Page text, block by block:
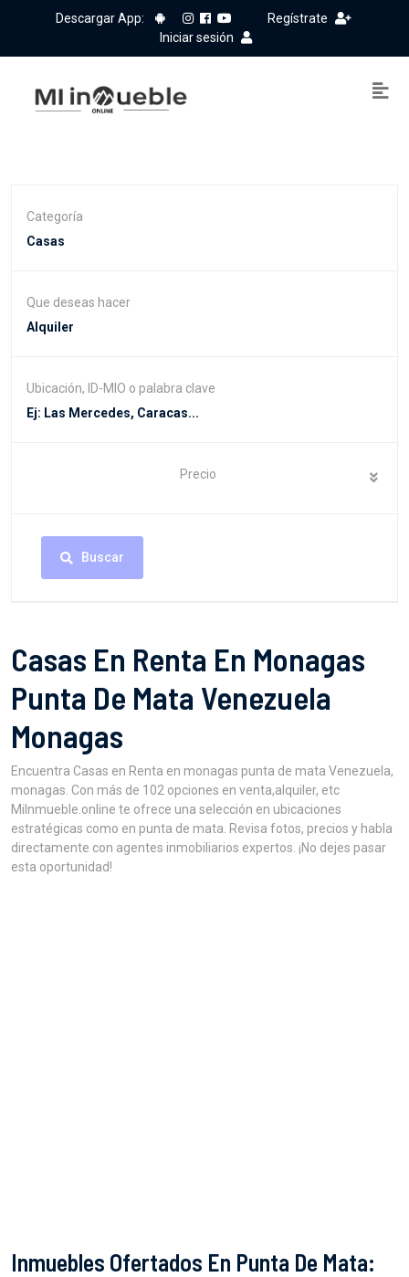
Descargar App:
Regístrate
Iniciar sesión
Categoría
Que deseas hacer
Ubicación, ID-MIO o palabra clave
Precio
Buscar
Casas En Renta En Monagas
Punta De Mata Venezuela
Monagas
Encuentra Casas en Renta en monagas punta de mata Venezuela,
monagas. Con más de 102 opciones en venta,alquiler, etc
MiInmueble.online te ofrece una selección en ubicaciones
estratégicas como en punta de mata. Revisa fotos, precios y habla
directamente con agentes inmobiliarios expertos. ¡No dejes pasar
esta oportunidad!
Inmuebles Ofertados En Punta De Mata: